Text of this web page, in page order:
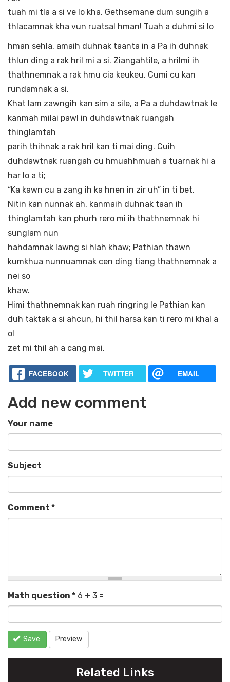
tuah mi tla a si ve lo kha. Gethsemane dum sungih a
thlacamnak kha vun ruatsal hman! Tuah a duhmi si lo
hman sehla, amaih duhnak taanta in a Pa ih duhnak
thlun ding a rak hril mi a si. Ziangahtile, a hrilmi ih
thathnemnak a rak hmu cia keukeu. Cumi cu kan
rundamnak a si.
Khat lam zawngih kan sim a sile, a Pa a duhdawtnak le
kanmah milai pawl in duhdawtnak ruangah
thinglamtah
parih thihnak a rak hril kan ti mai ding. Cuih
duhdawtnak ruangah cu hmuahhmuah a tuarnak hi a
har lo a ti;
“Ka kawn cu a zang ih ka hnen in zir uh” in ti bet.
Nitin kan nunnak ah, kanmaih duhnak taan ih
thinglamtah kan phurh rero mi ih thathnemnak hi
sunglam nun
hahdamnak lawng si hlah khaw; Pathian thawn
kumkhua nunnuamnak cen ding tiang thathnemnak a
nei so
khaw.
Himi thathnemnak kan ruah ringring le Pathian kan
duh taktak a si ahcun, hi thil harsa kan ti rero mi khal a
ol
zet mi thil ah a cang mai.
FACEBOOK TWITTER EMAIL
Add new comment
Your name
Subject
Comment *
Math question * 6 + 3 =
Save Preview
Related Links